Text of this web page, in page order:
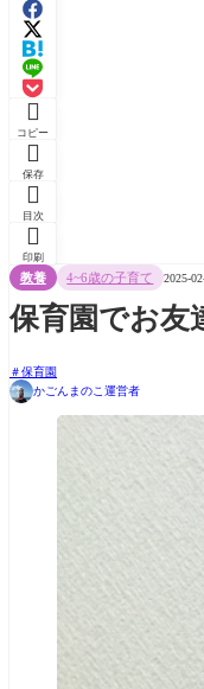

コピー

保存

目次

印刷
教養 4~6歳の子育て 2025-
保育園でお友
保育園
かごんまのこ運営者